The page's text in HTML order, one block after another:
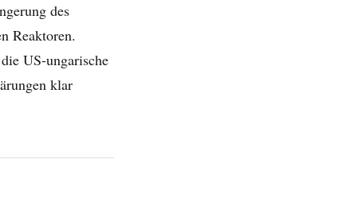
des
Reaktoren.
US-ungarische
klar